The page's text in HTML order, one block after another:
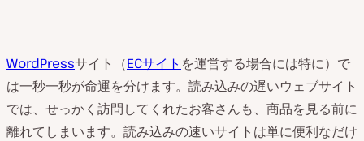
WordPressサイト（ECサイト を運営する場合には特に）で
は一秒一秒が命運を分けます。読み込みの遅いウェブサイト
では、せっかく訪問してくれたお客さんも、商品を見る前に
離れてしまいます。読み込みの速いサイトは単に便利なだけ